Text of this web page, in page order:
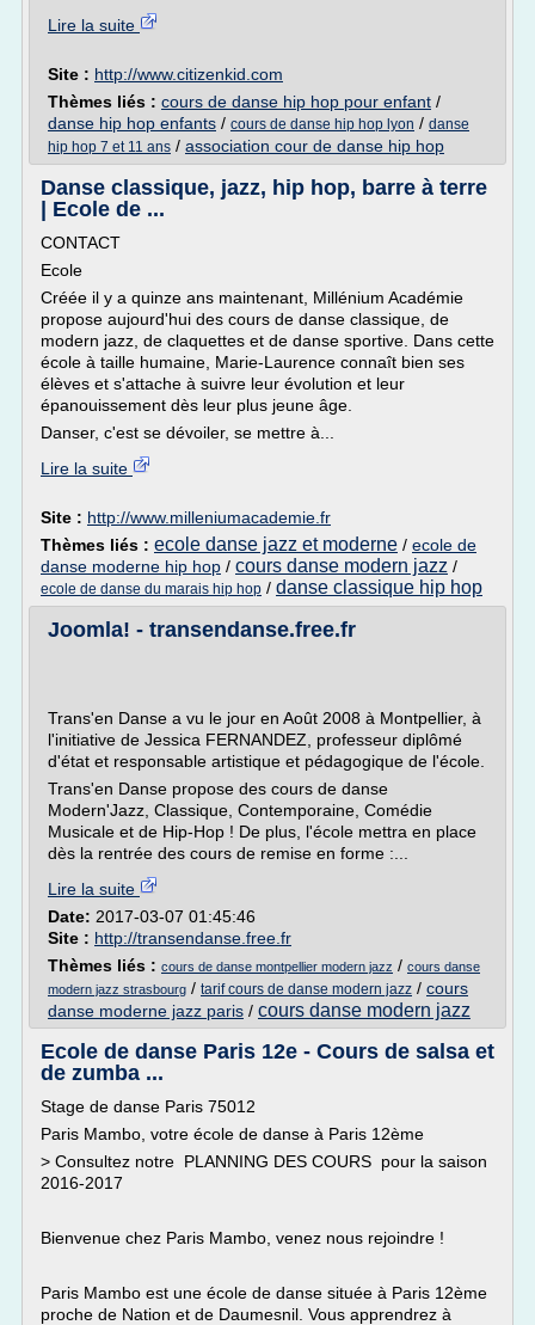
Lire la suite
Site : http://www.citizenkid.com
Thèmes liés : cours de danse hip hop pour enfant /
danse hip hop enfants / cours de danse hip hop lyon / danse
hip hop 7 et 11 ans / association cour de danse hip hop
Danse classique, jazz, hip hop, barre à terre
| Ecole de ...
CONTACT
Ecole
Créée il y a quinze ans maintenant, Millénium Académie
propose aujourd'hui des cours de danse classique, de
modern jazz, de claquettes et de danse sportive. Dans cette
école à taille humaine, Marie-Laurence connaît bien ses
élèves et s'attache à suivre leur évolution et leur
épanouissement dès leur plus jeune âge.
Danser, c'est se dévoiler, se mettre à...
Lire la suite
Site : http://www.milleniumacademie.fr
Thèmes liés : ecole danse jazz et moderne / ecole de
danse moderne hip hop / cours danse modern jazz /
ecole de danse du marais hip hop / danse classique hip hop
Joomla! - transendanse.free.fr
Trans'en Danse a vu le jour en Août 2008 à Montpellier, à
l'initiative de Jessica FERNANDEZ, professeur diplômé
d'état et responsable artistique et pédagogique de l'école.
Trans'en Danse propose des cours de danse
Modern'Jazz, Classique, Contemporaine, Comédie
Musicale et de Hip-Hop ! De plus, l'école mettra en place
dès la rentrée des cours de remise en forme :...
Lire la suite
Date: 2017-03-07 01:45:46
Site : http://transendanse.free.fr
Thèmes liés : cours de danse montpellier modern jazz / cours danse
modern jazz strasbourg / tarif cours de danse modern jazz / cours
danse moderne jazz paris / cours danse modern jazz
Ecole de danse Paris 12e - Cours de salsa et
de zumba ...
Stage de danse Paris 75012
Paris Mambo, votre école de danse à Paris 12ème
> Consultez notre PLANNING DES COURS pour la saison
2016-2017
Bienvenue chez Paris Mambo, venez nous rejoindre !
Paris Mambo est une école de danse située à Paris 12ème
proche de Nation et de Daumesnil. Vous apprendrez à